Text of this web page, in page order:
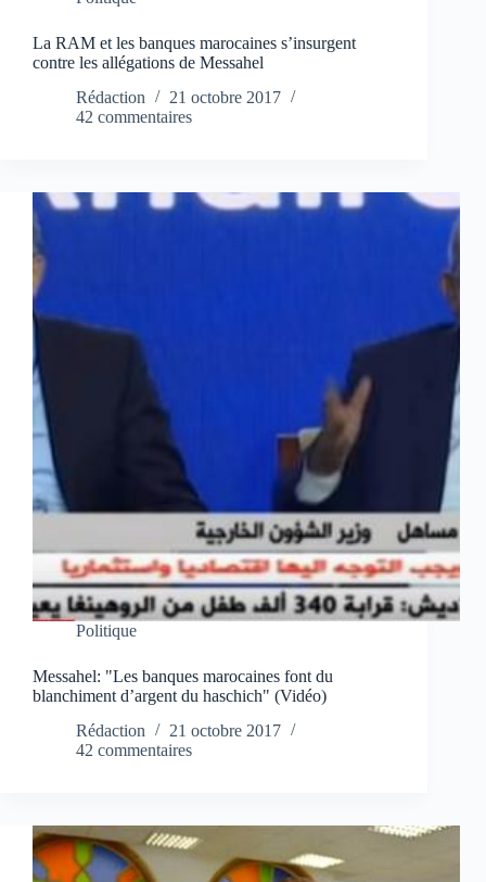
La RAM et les banques marocaines s’insurgent
contre les allégations de Messahel
Rédaction
21 octobre 2017
42 commentaires
Politique
Messahel: "Les banques marocaines font du
blanchiment d’argent du haschich" (Vidéo)
Rédaction
21 octobre 2017
42 commentaires